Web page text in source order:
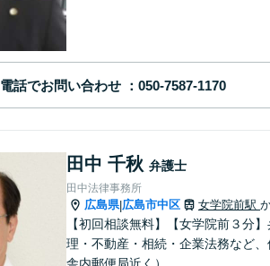
電話でお問い合わせ
田中 千秋 弁護士
田中法律事務所
広島県|広島市中区 女学院前駅
【初回相談無料】【女学院前３分
理・不動産・相続・企業法務など